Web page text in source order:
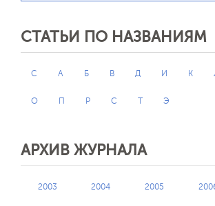
СТАТЬИ ПО НАЗВАНИЯМ
C А Б В Д И К
О П Р С Т Э
АРХИВ ЖУРНАЛА
2003 2004 2005